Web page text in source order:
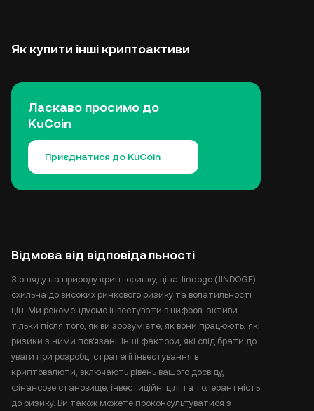
Як купити інші криптоактиви
Ласкаво просимо до
KuCoin
Приєднатися до KuCoin
Відмова від відповідальності
З огляду на природу крипторинку, ціна Jindoge (JINDOGE)
схильна до високих ринкового ризику та волатильності
цін. Ми рекомендуємо інвестувати в цифрові активи
тільки після того, як ви зрозумієте, як вони працюють, які
ризики з ними пов'язані. Інші фактори, які слід брати до
уваги при розробці стратегії інвестування в
криптовалюти, включають рівень вашого досвіду,
фінансове становище, інвестиційні цілі та толерантність
до ризику. Ви також можете проконсультуватися з